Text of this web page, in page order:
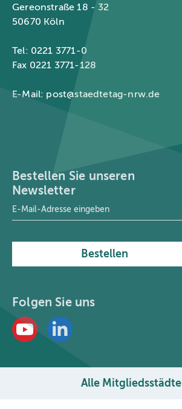
Gereonstraße 18 - 32
50670 Köln
Tel: 0221 3771-0
Fax 0221 3771-128
E-Mail: post@staedtetag-nrw.de
Bestellen Sie unseren
Newsletter
E-Mail-Adresse
Bestellen
Folgen Sie uns
Alle Mitgliedsstädte